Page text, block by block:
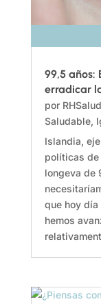
99,5 años:
erradicar
por
Saludable,
Islandia,
políticas
longeva de
que hoy
hemos